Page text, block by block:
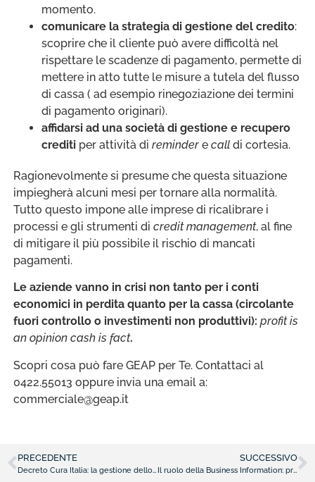
momento.
comunicare la strategia di gestione del credito:
scoprire che il cliente può avere difficoltà nel
rispettare le scadenze di pagamento, permette di
mettere in atto tutte le misure a tutela del flusso
di cassa ( ad esempio rinegoziazione dei termini
di pagamento originari).
affidarsi ad una società di gestione e recupero
crediti per attività di remindere call di cortesia.
Ragionevolmente si presume che questa situazione
impiegherà alcuni mesi per tornare alla normalità.
Tutto questo impone alle imprese di ricalibrare i
processi e gli strumenti di credit management, al fine
di mitigare il più possibile il rischio di mancati
pagamenti.
Le aziende vanno in crisi non tanto per i conti
economici in perdita quanto per la cassa (circolante
fuori controllo o investimenti non produttivi): profit is
an opinion cash is fact.
Scopri cosa può fare GEAP per Te. Contattaci al
0422.55013 oppure invia una email a:
commerciale@geap.it
PRECEDENTE
Decreto Cura Italia: la gestione dello smobilizzo dei crediti
SUCCESSIVO
Il ruolo della Business Information: prevenzione, gestione e recupero del credito